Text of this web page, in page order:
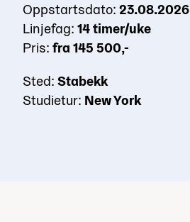
Oppstartsdato: 23.08.2026
Linjefag: 14 timer/uke
Pris: fra 145 500,-
Sted: Stabekk
Studietur: New York